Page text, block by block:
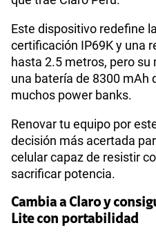
Este dispositivo redefine
certificación IP69K y una
hasta 2.5 metros, pero
una batería de 8300 mAh
muchos power banks.
Renovar tu equipo por
decisión más acertada
celular capaz de resistir
sacrificar potencia.
Cambia a Claro y
Lite con portabilidad